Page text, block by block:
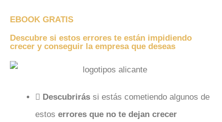
EBOOK GRATIS
Descubre si estos errores te están impidiendo
crecer y conseguir la empresa que deseas
Descubrirás si estás cometiendo algunos de
estos errores que no te dejan crecer